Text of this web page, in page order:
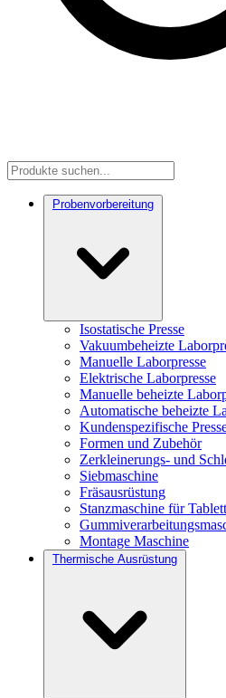
Probenvorbereitung
Isostatische Presse
Vakuumbeheizte
Manuelle Laborpresse
Elektrische Laborpresse
Manuelle beheizte
Automatische beheizte
Kundenspezifische
Formen und Zubehör
Zerkleinerungs- und
Siebmaschine
Fräsausrüstung
Stanzmaschine für
Montage Maschine
Thermische Ausrüstung